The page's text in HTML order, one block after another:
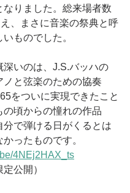
なりました。総来場者数
、まさに音楽の祭典と呼
ものでした。
深いのは、J.S.バッハの
ノと弦楽のための協奏
をついに実現できたこと
の頃からの憧れの作品
分で弾ける日がくるとは
ったものです。
4NEj2HAX_ts
定公開）